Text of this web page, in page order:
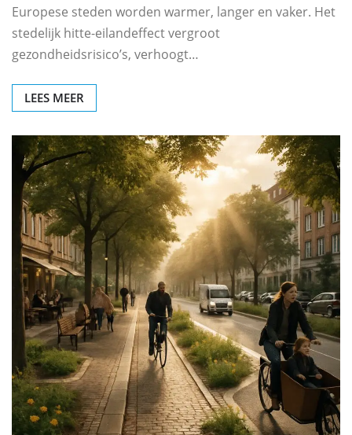
Europese steden worden warmer, langer en vaker. Het
stedelijk hitte-eilandeffect vergroot
gezondheidsrisico’s, verhoogt…
LEES MEER